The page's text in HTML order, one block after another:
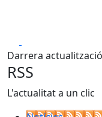
Darrera
RSS
L'actualitat a un clic